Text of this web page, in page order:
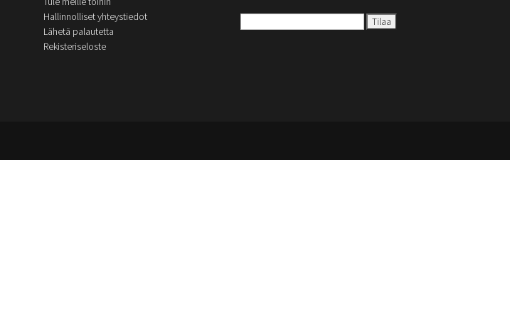
Hallinnolliset yhteystiedot
Lähetä palautetta
Rekisteriseloste